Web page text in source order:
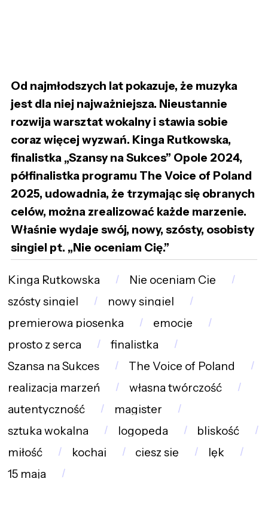
Od najmłodszych lat pokazuje, że muzyka
jest dla niej najważniejsza. Nieustannie
rozwija warsztat wokalny i stawia sobie
coraz więcej wyzwań. Kinga Rutkowska,
finalistka „Szansy na Sukces” Opole 2024,
półfinalistka programu The Voice of Poland
2025, udowadnia, że trzymając się obranych
celów, można zrealizować każde marzenie.
Właśnie wydaje swój, nowy, szósty, osobisty
singiel pt. ,,Nie oceniam Cię.”
Kinga Rutkowska
Nie oceniam Cię
szósty singiel
nowy singiel
premierowa piosenka
emocje
prosto z serca
finalistka
Szansa na Sukces
The Voice of Poland
realizacja marzeń
własna twórczość
autentyczność
magister
sztuka wokalna
logopeda
bliskość
miłość
kochaj ciesz się
lęk
15 maja